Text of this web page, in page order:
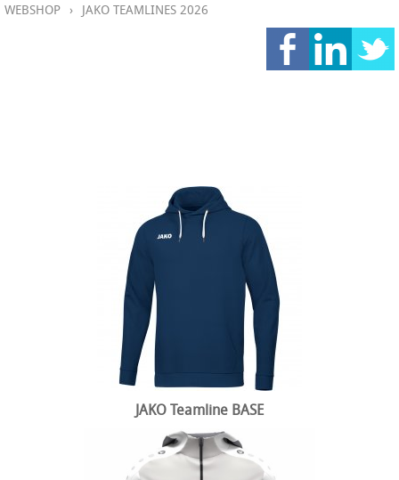
JAKO TEAMLINES 2026
Klantengroepen
CONTACT
WEBSHOP › JAKO TEAMLINES 2026
JAKO Teamline BASE